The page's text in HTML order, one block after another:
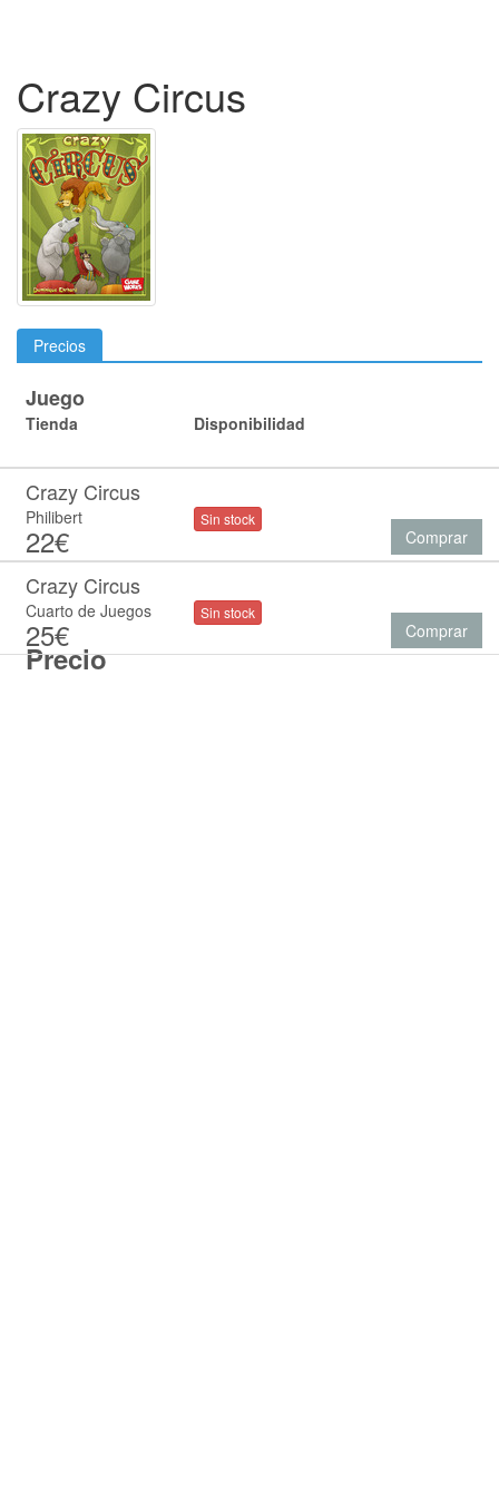
Crazy Circus
Precios
Juego
Tienda
Precio
Disponibilidad
Crazy Circus
Philibert
22€
Sin stock
Comprar
Crazy Circus
Cuarto de Juegos
25€
Sin stock
Comprar